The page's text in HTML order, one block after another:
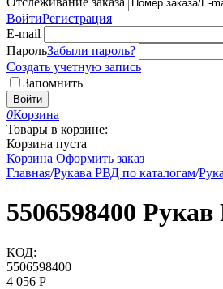
ВойтиРегистрация
E-mail
ПарольЗабыли пароль?
Создать учетную запись
Запомнить
Войти
0Корзина
Товары в корзине:
Корзина пуста
Корзина Оформить заказ
Главная/Рукава РВД по каталогам/
5506598400
КОД:
5506598400
4 056 Р